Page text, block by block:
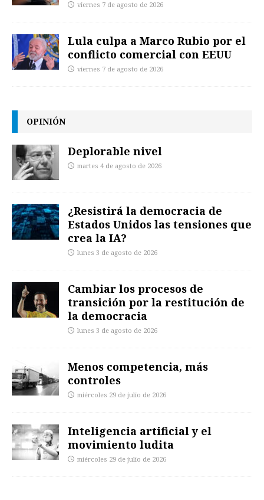
viernes 7 de agosto de 2026
Lula culpa a Marco Rubio por el
conflicto comercial con EEUU
viernes 7 de agosto de 2026
OPINIÓN
Deplorable nivel
martes 4 de agosto de 2026
¿Resistirá la democracia de
Estados Unidos las tensiones que
crea la IA?
lunes 3 de agosto de 2026
Cambiar los procesos de
transición por la restitución de
la democracia
lunes 3 de agosto de 2026
Menos competencia, más
controles
miércoles 29 de julio de 2026
Inteligencia artificial y el
movimiento ludita
miércoles 29 de julio de 2026